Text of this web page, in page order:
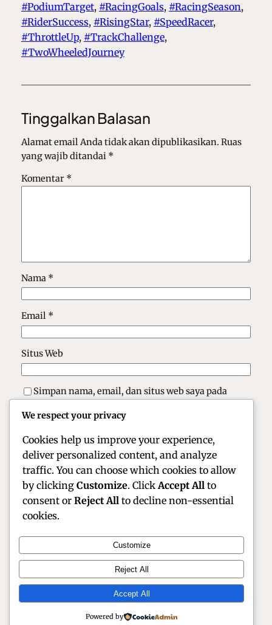
#PodiumTarget, #RacingGoals, #RacingSeason ,
#RiderSuccess, #RisingStar, #SpeedRacer ,
#ThrottleUp, #TrackChallenge ,
#TwoWheeledJourney
Tinggalkan Balasan
Alamat email Anda tidak akan dipublikasikan. Ruas
yang wajib ditandai *
Komentar *
Nama *
Email *
Situs Web
Simpan nama, email, dan situs web saya pada
Official Site of Christian Montanari | Racer &
Motorsport Profile
We respect your privacy
Cookies help us improve your experience,
deliver personalized content, and analyze
traffic. You can choose which cookies to allow
by clicking Customize. Click Accept All to
consent or Reject All to decline non-essential
cookies.
Customize
Reject All
Accept All
Powered by